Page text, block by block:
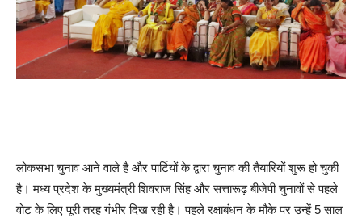
लोकसभा चुनाव आने वाले है और पार्टियों के द्वारा चुनाव की तैयारियों शुरू हो चुकी
है। मध्य प्रदेश के मुख्यमंत्री शिवराज सिंह और सत्तारूढ़ बीजेपी चुनावों से पहले
वोट के लिए पूरी तरह गंभीर दिख रही है। पहले रक्षाबंधन के मौके पर उन्हें 5 साल